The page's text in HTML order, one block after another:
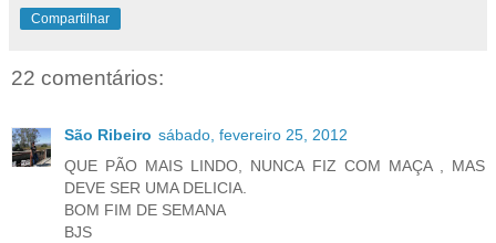
Compartilhar
22 comentários:
São Ribeiro sábado, fevereiro 25, 2012
QUE PÃO MAIS LINDO, NUNCA FIZ COM MAÇA , MAS
DEVE SER UMA DELICIA.
BOM FIM DE SEMANA
BJS